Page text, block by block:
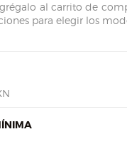
al carrito de
para elegir los